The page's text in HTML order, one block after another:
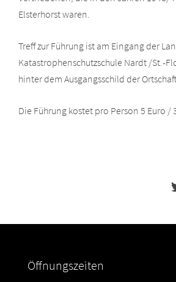
Elsterhorst waren.
Treff zur Führung ist am Eingang der
Katastrophenschutzschule Nardt /St.-
hinter dem Ausgangsschild der
Die Führung kostet pro Person 5 Euro /
Öffnungszeiten